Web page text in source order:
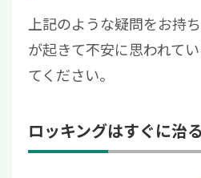
上記のような疑問をお持
が起きて不安に思われて
てください。
ロッキングはすぐに治